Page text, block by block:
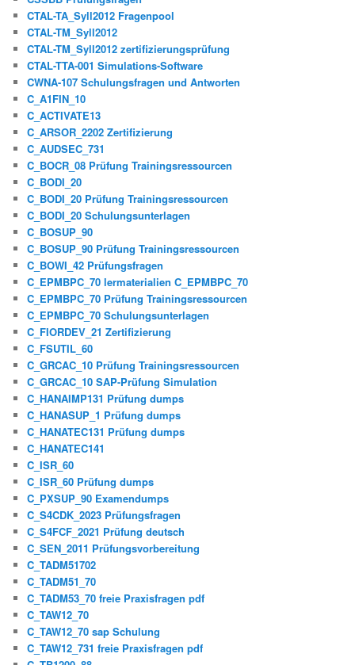
CTAL-TA_Syll2012 Fragenpool
CTAL-TM_Syll2012
CTAL-TM_Syll2012 zertifizierungsprüfung
CTAL-TTA-001 Simulations-Software
CWNA-107 Schulungsfragen und Antworten
C_A1FIN_10
C_ACTIVATE13
C_ARSOR_2202 Zertifizierung
C_AUDSEC_731
C_BOCR_08 Prüfung Trainingsressourcen
C_BODI_20
C_BODI_20 Prüfung Trainingsressourcen
C_BODI_20 Schulungsunterlagen
C_BOSUP_90
C_BOSUP_90 Prüfung Trainingsressourcen
C_BOWI_42 Prüfungsfragen
C_EPMBPC_70 lermaterialien C_EPMBPC_70
C_EPMBPC_70 Prüfung Trainingsressourcen
C_EPMBPC_70 Schulungsunterlagen
C_FIORDEV_21 Zertifizierung
C_FSUTIL_60
C_GRCAC_10 Prüfung Trainingsressourcen
C_GRCAC_10 SAP-Prüfung Simulation
C_HANAIMP131 Prüfung dumps
C_HANASUP_1 Prüfung dumps
C_HANATEC131 Prüfung dumps
C_HANATEC141
C_ISR_60
C_ISR_60 Prüfung dumps
C_PXSUP_90 Examendumps
C_S4CDK_2023 Prüfungsfragen
C_S4FCF_2021 Prüfung deutsch
C_SEN_2011 Prüfungsvorbereitung
C_TADM51702
C_TADM51_70
C_TADM53_70 freie Praxisfragen pdf
C_TAW12_70
C_TAW12_70 sap Schulung
C_TAW12_731 freie Praxisfragen pdf